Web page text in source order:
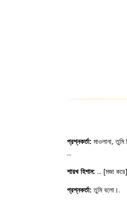
প্রশ্নকর্তা: মাওলানা,
...
শায়খ হিশাম:... [মজা
প্রশ্নকর্তা:তুমি বলো।.